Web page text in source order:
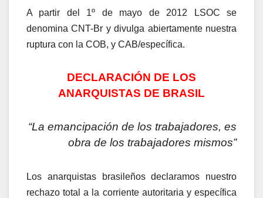
A partir del 1º de mayo de 2012 LSOC se
denomina CNT-Br y divulga abiertamente nuestra
ruptura con la COB, y CAB/específica.
DECLARACIÓN DE LOS
ANARQUISTAS DE BRASIL
“La emancipación de los trabajadores, es
obra de los trabajadores mismos”
Los anarquistas brasileños declaramos nuestro
rechazo total a la corriente autoritaria y específica